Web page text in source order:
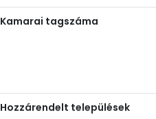
Kamarai tagszáma
Hozzárendelt települések